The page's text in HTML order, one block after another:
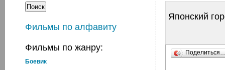
Фильмы по алфавиту
Фильмы по жанру:
Боевик
Японский